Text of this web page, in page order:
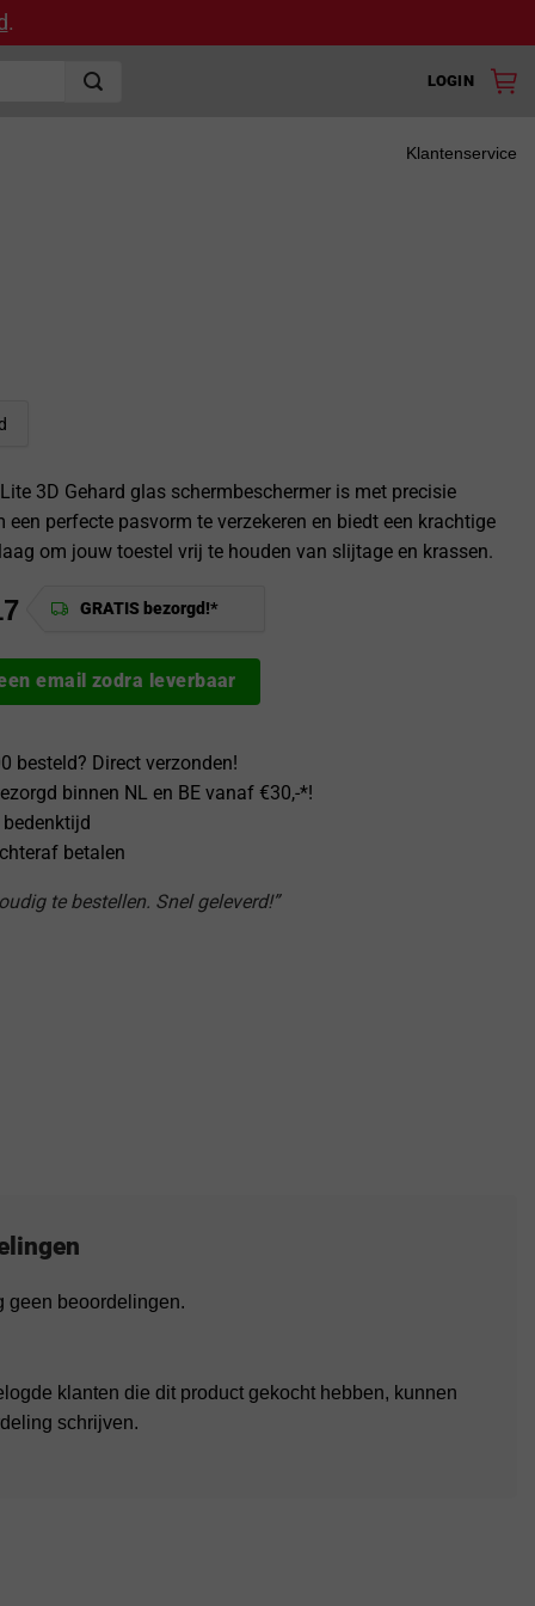
.
LOGIN
Klantenservice
3D Gehard glas schermbeschermer is met precisie
een perfecte pasvorm te verzekeren en biedt een krachtige
om jouw toestel vrij te houden van slijtage en krassen.
GRATIS bezorgd!*
email zodra leverbaar
besteld? Direct verzonden!
binnen NL en BE vanaf €30,-*!
betalen
te bestellen. Snel geleverd!”
geen beoordelingen.
klanten die dit product gekocht hebben, kunnen
schrijven.